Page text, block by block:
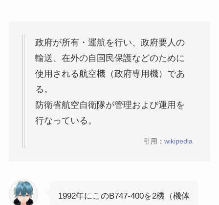
政府が所有・運航を行い、政府要人の
輸送、在外の自国民保護などのために
使用される航空機（政府専用機）であ
る。
防衛省航空自衛隊が管理および運用を
行なっている。
引用：wikipedia
1992年にこのB747-400を2機（機体